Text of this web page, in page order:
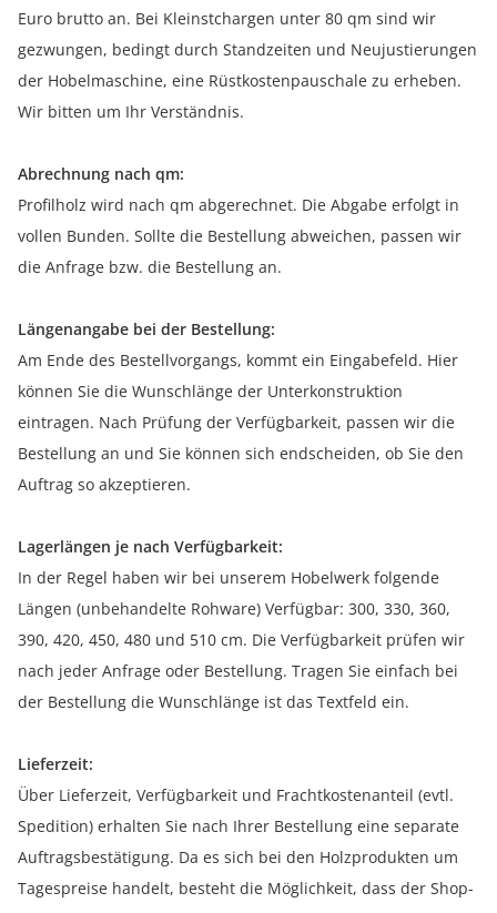
Euro brutto an. Bei Kleinstchargen unter 80 qm sind wir
gezwungen, bedingt durch Standzeiten und Neujustierungen
der Hobelmaschine, eine Rüstkostenpauschale zu erheben.
Wir bitten um Ihr Verständnis.
Abrechnung nach qm:
Profilholz wird nach qm abgerechnet. Die Abgabe erfolgt in
vollen Bunden. Sollte die Bestellung abweichen, passen wir
die Anfrage bzw. die Bestellung an.
Längenangabe bei der Bestellung:
Am Ende des Bestellvorgangs, kommt ein Eingabefeld. Hier
können Sie die Wunschlänge der Unterkonstruktion
eintragen. Nach Prüfung der Verfügbarkeit, passen wir die
Bestellung an und Sie können sich endscheiden, ob Sie den
Auftrag so akzeptieren.
Lagerlängen je nach Verfügbarkeit:
In der Regel haben wir bei unserem Hobelwerk folgende
Längen (unbehandelte Rohware) Verfügbar: 300, 330, 360,
390, 420, 450, 480 und 510 cm. Die Verfügbarkeit prüfen wir
nach jeder Anfrage oder Bestellung. Tragen Sie einfach bei
der Bestellung die Wunschlänge ist das Textfeld ein.
Lieferzeit:
Über Lieferzeit, Verfügbarkeit und Frachtkostenanteil (evtl.
Spedition) erhalten Sie nach Ihrer Bestellung eine separate
Auftragsbestätigung. Da es sich bei den Holzprodukten um
Tagespreise handelt, besteht die Möglichkeit, dass der Shop-